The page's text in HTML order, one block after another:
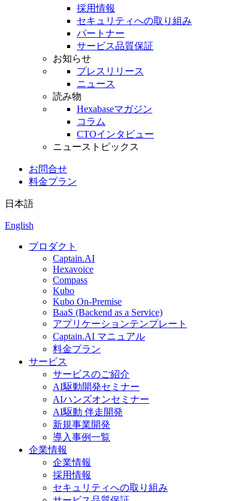
採用情報
セキュリティへの取り組み
パートナー
サービス品質保証
お知らせ
プレスリリース
ニュース
読み物
Hexabaseマガジン
コラム
CTOインタビュー
ニューストピックス
お問合せ
料金プラン
日本語
English
プロダクト
Captain.AI
Hexavoice
Compass
Kubo
Kubo On-Premise
BaaS (Backend as a Service)
アプリケーションテンプレート
Captain.AI マニュアル
料金プラン
サービス
サービスのご紹介
AI駆動開発セミナー
AIハンズオンセミナー
AI駆動 伴走開発
新規事業開発
導入事例一覧
企業情報
企業情報
採用情報
セキュリティへの取り組み